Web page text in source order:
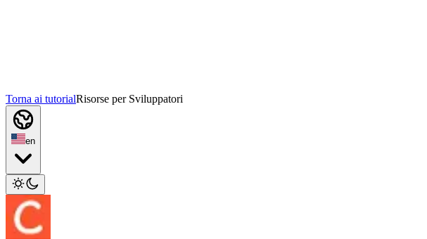
Torna ai tutorialRisorse per Sviluppatori
en